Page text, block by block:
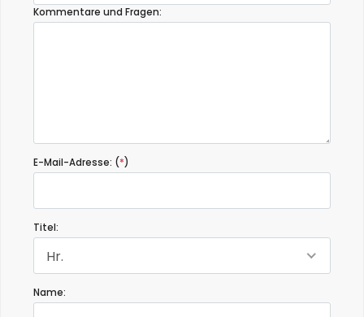
Kommentare und Fragen:
E-Mail-Adresse: (*)
Titel:
Hr.
Name: